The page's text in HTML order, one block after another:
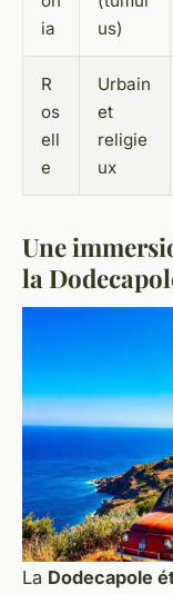
ia
us)
R
os
ell
e
Urbain
et
religie
ux
Une
la
La Dodecapole